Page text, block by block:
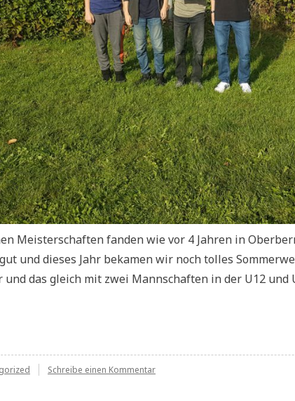
Meisterschaften fanden wie vor 4 Jahren in
und dieses Jahr bekamen wir noch tolles
und das gleich mit zwei Mannschaften in der U12 und
Schreibe einen Kommentarzu